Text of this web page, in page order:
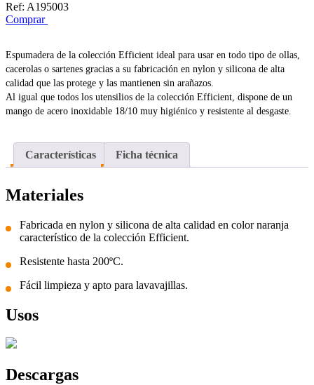
Ref: A195003
Comprar
Espumadera de la colección Efficient ideal para usar en todo tipo de ollas,
cacerolas o sartenes gracias a su fabricación en nylon y silicona de alta
calidad que las protege y las mantienen sin arañazos.
Al igual que todos los utensilios de la colección Efficient, dispone de un
mango de acero inoxidable 18/10 muy higiénico y resistente al desgaste.
Características Ficha técnica
Materiales
Fabricada en nylon y silicona de alta calidad en color naranja
característico de la colección Efficient.
Resistente hasta 200ºC.
Fácil limpieza y apto para lavavajillas.
Usos
Descargas